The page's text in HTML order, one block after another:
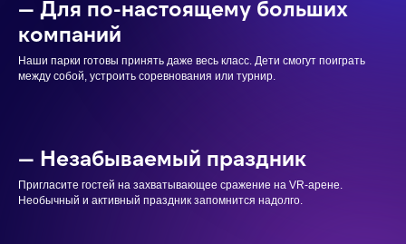
— Для по-настоящему больших
компаний
Наши парки готовы принять даже весь класс. Дети смогут поиграть
между собой, устроить соревнования или турнир.
— Незабываемый праздник
Пригласите гостей на захватывающее сражение на VR-арене.
Необычный и активный праздник запомнится надолго.